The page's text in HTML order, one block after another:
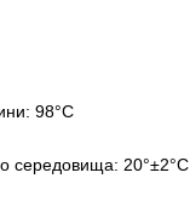
98°С
середовища: 20°±2°С